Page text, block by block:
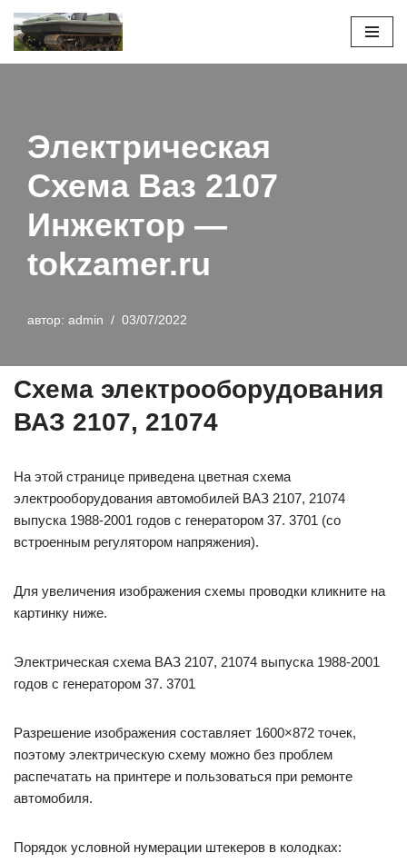
Перейти
Электрическая
Схема Ваз 2107
Инжектор —
tokzamer.ru
автор: admin 03/07/2022
Схема электрооборудования
ВАЗ 2107, 21074
На этой странице приведена цветная схема
электрооборудования автомобилей ВАЗ 2107, 21074
выпуска 1988-2001 годов с генератором 37. 3701 (со
встроенным регулятором напряжения).
Для увеличения изображения схемы проводки кликните на
картинку ниже.
Электрическая схема ВАЗ 2107, 21074 выпуска 1988-2001
годов с генератором 37. 3701
Разрешение изображения составляет 1600×872 точек,
поэтому электрическую схему можно без проблем
распечатать на принтере и пользоваться при ремонте
автомобиля.
Порядок условной нумерации штекеров в колодках: